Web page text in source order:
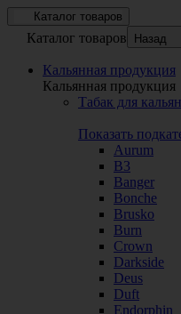
Каталог товаров
Каталог товаров Назад
Кальянная продукция
Кальянная продукция
Табак для
Показать
Aurum
B3
Banger
Bonche
Brusko
Burn
Crown
Darkside
Deus
Duft
Endorphin